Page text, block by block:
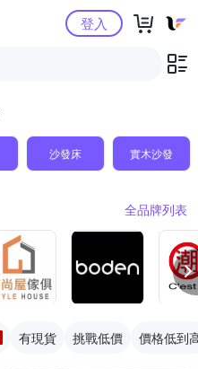
Yahoo購物中心登入
沙發床 實木沙發
全品牌列表
有現貨 挑戰低價 價格低到